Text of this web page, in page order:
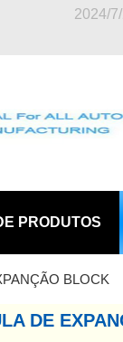
2024/
PRODUTOS
BLOCK
DE